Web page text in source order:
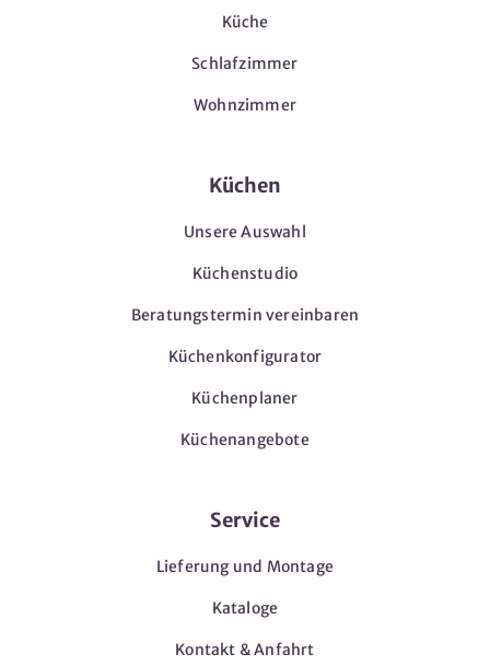
Küche
Schlafzimmer
Wohnzimmer
Küchen
Unsere Auswahl
Küchenstudio
Beratungstermin vereinbaren
Küchenkonfigurator
Küchenplaner
Küchenangebote
Service
Lieferung und Montage
Kataloge
Kontakt & Anfahrt